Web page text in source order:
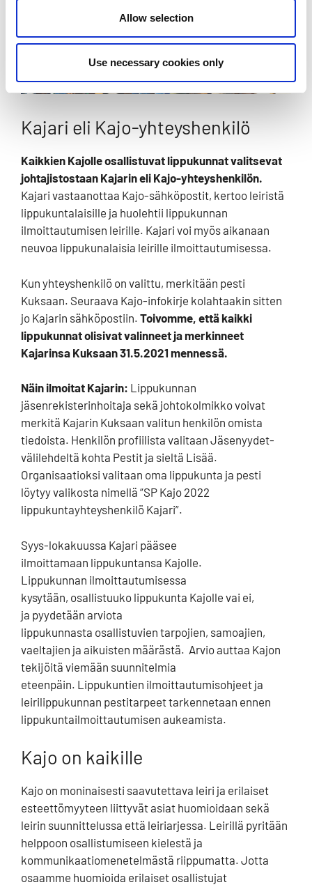
Allow selection
Use necessary cookies only
Kajari eli Kajo-yhteyshenkilö
Kaikkien Kajolle osallistuvat lippukunnat valitsevat
johtajistostaan Kajarin eli Kajo-yhteyshenkilön.
Kajari vastaanottaa Kajo-sähköpostit, kertoo leiristä
lippukuntalaisille ja huolehtii lippukunnan
ilmoittautumisen leirille. Kajari voi myös aikanaan
neuvoa lippukunalaisia leirille ilmoittautumisessa.
Kun yhteyshenkilö on valittu, merkitään pesti
Kuksaan. Seuraava Kajo-infokirje kolahtaakin sitten
jo Kajarin sähköpostiin. Toivomme, että kaikki
lippukunnat olisivat valinneet ja merkinneet
Kajarinsa Kuksaan 31.5.2021 mennessä.
Näin ilmoitat Kajarin: Lippukunnan
jäsenrekisterinhoitaja sekä johtokolmikko voivat
merkitä Kajarin Kuksaan valitun henkilön omista
tiedoista. Henkilön profiilista valitaan Jäsenyydet-
välilehdeltä kohta Pestit ja sieltä Lisää.
Organisaatioksi valitaan oma lippukunta ja pesti
löytyy valikosta nimellä “SP Kajo 2022
lippukuntayhteyshenkilö Kajari”.
Syys-lokakuussa Kajari pääsee
ilmoittamaan lippukuntansa Kajolle.
Lippukunnan ilmoittautumisessa
kysytään, osallistuuko lippukunta Kajolle vai ei,
ja pyydetään arviota
lippukunnasta osallistuvien tarpojien, samoajien,
vaeltajien ja aikuisten määrästä. Arvio auttaa Kajon
tekijöitä viemään suunnitelmia
eteenpäin. Lippukuntien ilmoittautumisohjeet ja
leirilippukunnan pestitarpeet tarkennetaan ennen
lippukuntailmoittautumisen aukeamista.
Kajo on kaikille
Kajo on moninaisesti saavutettava leiri ja erilaiset
esteettömyyteen liittyvät asiat huomioidaan sekä
leirin suunnittelussa että leiriarjessa. Leirillä pyritään
helppoon osallistumiseen kielestä ja
kommunikaatiomenetelmästä riippumatta. Jotta
osaamme huomioida erilaiset osallistujat